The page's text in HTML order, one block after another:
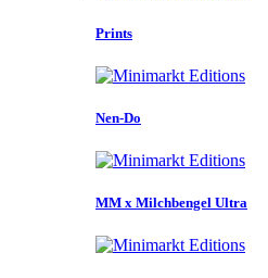
Prints
Nen-Do
MM x Milchbengel Ultra